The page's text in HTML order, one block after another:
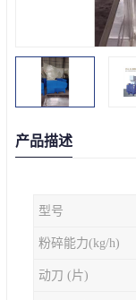
产品描述
型号
粉碎能力(kg/h)
动刀 (片)